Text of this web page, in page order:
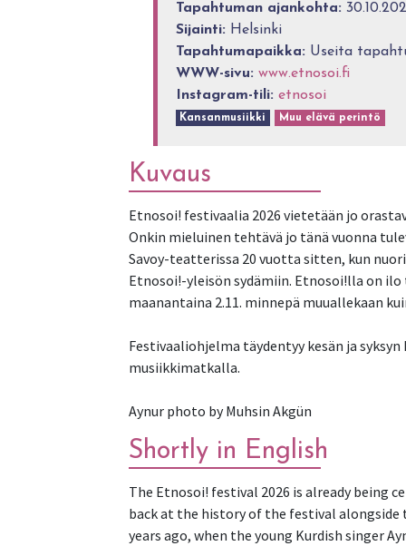
Tapahtuman ajankohta:
Sijainti: Helsinki
Tapahtumapaikka: Useita
WWW-sivu: www.etnosoi.fi
Instagram-tili: etnosoi
Kansanmusiikki Muu elävä perintö
Kuvaus
Etnosoi! festivaalia 2026 vietetään jo
Onkin mieluinen tehtävä jo tänä vuonna
Savoy-teatterissa 20 vuotta sitten, kun
Etnosoi!-yleisön sydämiin. Etnosoi!lla on
maanantaina 2.11. minnepä muuallekaan
Festivaaliohjelma täydentyy kesän ja
musiikkimatkalla.
Aynur photo by Muhsin Akgün
Shortly in English
The Etnosoi! festival 2026 is already being
back at the history of the festival alongside
years ago, when the young Kurdish singer